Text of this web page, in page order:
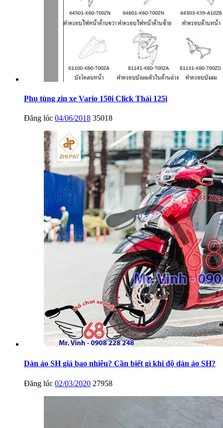
Phụ tùng zin xe Vario 150i Click Thái 125i
Đăng lúc 04/06/2018 35018
Dàn áo SH giá bao nhiêu? Cần biết gì khi độ dàn áo SH?
Đăng lúc 02/03/2020 27958